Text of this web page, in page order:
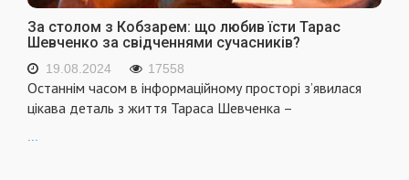
За столом з Кобзарем: що любив їсти Тарас
Шевченко за свідченнями сучасників?
19.08.2024 17558
Останнім часом в інформаційному просторі з’явилася
цікава деталь з життя Тараса Шевченка –